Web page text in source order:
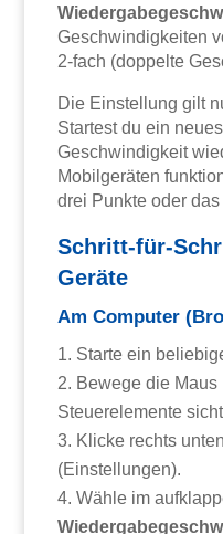
Geschwindigkeiten
2-fach (doppelte
Die Einstellung gilt
Startest du ein
Geschwindigkeit
Mobilgeräten
drei Punkte oder
Schritt-für-
Geräte
Am Computer
Starte ein
Bewege die
Steuerelemente
Klicke rechts
(Einstellungen).
Wähle im